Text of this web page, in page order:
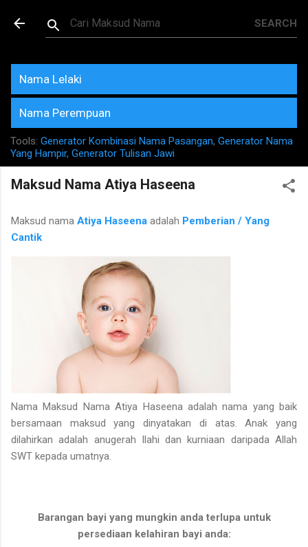
Skip to main content
Maksud dan Makna Nama
Rujukan Terkini
Nama Lelaki
Nama Perempuan
Tools: Generator Kombinasi Nama Pasangan, Generator Nama
Yang Hampir, Generator Tulisan Jawi
Maksud Nama Atiya Haseena
Maksud nama Atiya Haseena adalah Pemberian / Yang
Cantik
Nama Maksud Nama Atiya Haseena adalah nama yang baik
bersamaan maksud yang dinyatakan di atas. Anak yang
dilahirkan adalah anugerah Ilahi dan kurniaan daripada Allah
SWT kepada umatnya.
Barangan bayi yang mungkin anda terlupa untuk
persediaan kelahiran bayi anda: